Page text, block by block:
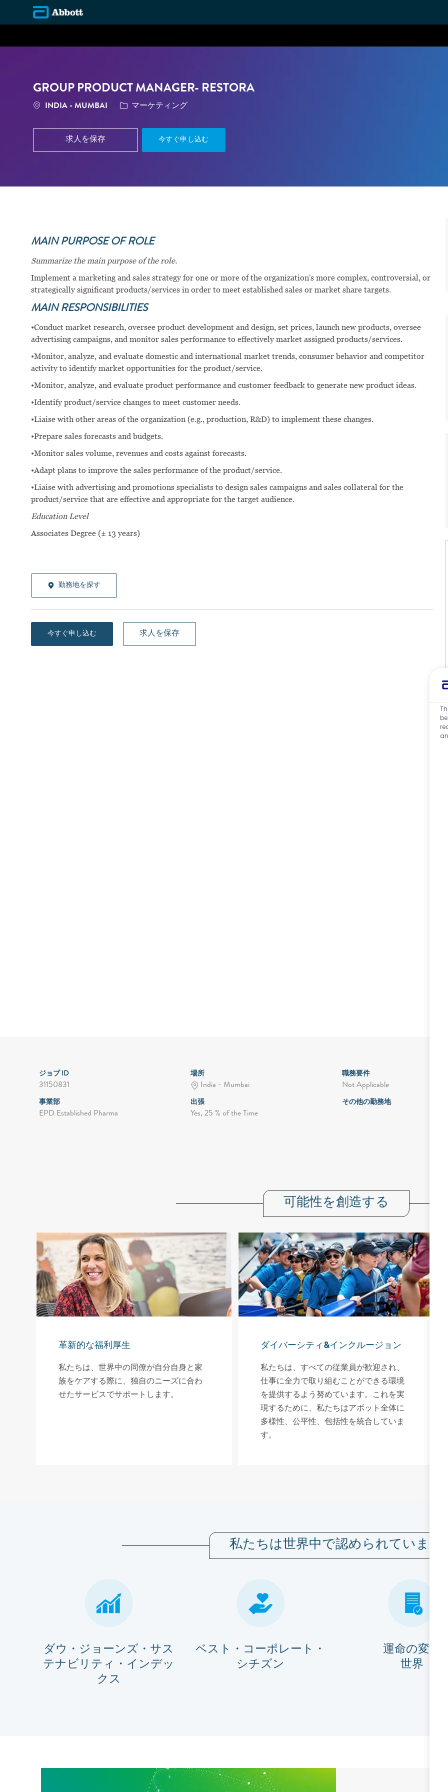
GROUP PRODUCT MANAGER- RESTORA
場所INDIA - MUMBAI カテゴリ
マーケティング
求人を保存 今すぐ申し込む
MAIN PURPOSE OF ROLE
Summarize the main purpose of the role.
Implement a marketing and sales strategy for one or more of the organization's more complex, controversial, or
strategically significant products/services in order to meet established sales or market share targets.
MAIN RESPONSIBILITIES
•Conduct market research, oversee product development and design, set prices, launch new products, oversee
advertising campaigns, and monitor sales performance to effectively market assigned products/services.
•Monitor, analyze, and evaluate domestic and international market trends, consumer behavior and competitor
activity to identify market opportunities for the product/service.
•Monitor, analyze, and evaluate product performance and customer feedback to generate new product ideas.
•Identify product/service changes to meet customer needs.
•Liaise with other areas of the organization (e.g., production, R&D) to implement these changes.
•Prepare sales forecasts and budgets.
•Monitor sales volume, revenues and costs against forecasts.
•Adapt plans to improve the sales performance of the product/service.
•Liaise with advertising and promotions specialists to design sales campaigns and sales collateral for the
product/service that are effective and appropriate for the target audience.
Education Level
Associates Degree (± 13 years)
勤務地を探す
今すぐ申し込む 求人を保存
ジョブ ID
31150831
場所
India - Mumbai
職務要件
Not Applicable
事業部
EPD Established Pharma
出張
Yes, 25 % of the Time
その他の勤務地
可能性を創造する
革新的な福利厚生
私たちは、世界中の同僚が自分自身と家
族をケアする際に、独自のニーズに合わ
せたサービスでサポートします。
ダイバーシティ&インクルージョン
私たちは、すべての従業員が歓迎され、
仕事に全力で取り組むことができる環境
を提供するよう努めています。これを実
現するために、私たちはアボット全体に
多様性、公平性、包括性を統合していま
す。
私たちは世界中で認められています
ダウ・ジョーンズ・サス
テナビリティ・インデッ
クス
ベスト・コーポレート・
シチズン
運命の変化
世界